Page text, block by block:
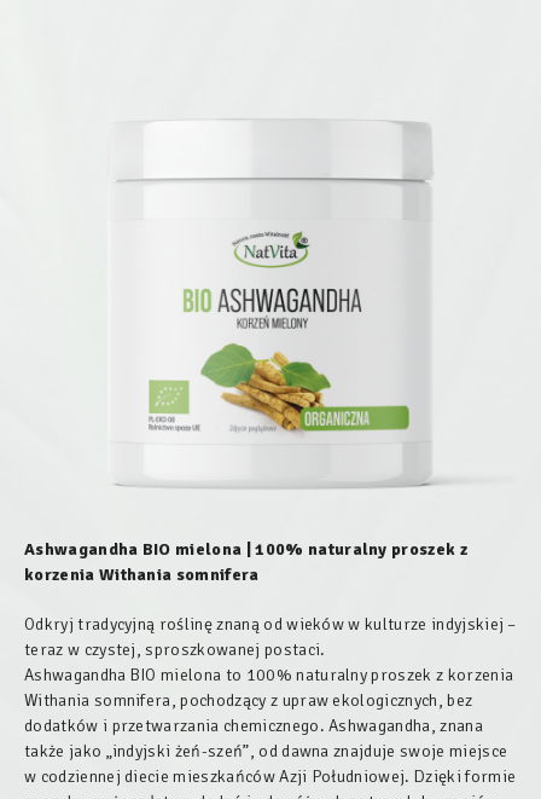
Ashwagandha BIO mielona | 100% naturalny proszek z
korzenia Withania somnifera
Odkryj tradycyjną roślinę znaną od wieków w kulturze indyjskiej –
teraz w czystej, sproszkowanej postaci.
Ashwagandha BIO mielona to 100% naturalny proszek z korzenia
Withania somnifera, pochodzący z upraw ekologicznych, bez
dodatków i przetwarzania chemicznego. Ashwagandha, znana
także jako „indyjski żeń-szeń”, od dawna znajduje swoje miejsce
w codziennej diecie mieszkańców Azji Południowej. Dzięki formie